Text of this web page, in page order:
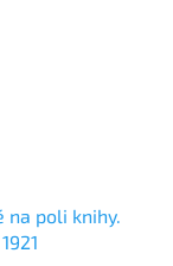
na poli knihy.